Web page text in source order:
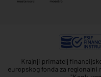
Krajnji primatelj
europskog fonda za